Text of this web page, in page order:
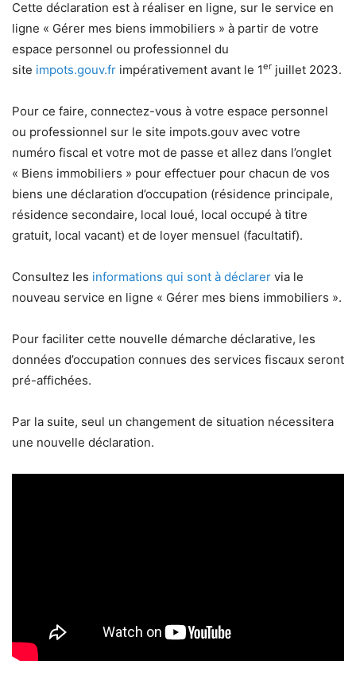
Cette déclaration est à réaliser en ligne, sur le service en
ligne « Gérer mes biens immobiliers » à partir de votre
espace personnel ou professionnel du
site impots.gouv.fr impérativement avant le 1er juillet 2023.
Pour ce faire, connectez-vous à votre espace personnel
ou professionnel sur le site impots.gouv avec votre
numéro fiscal et votre mot de passe et allez dans l’onglet
« Biens immobiliers » pour effectuer pour chacun de vos
biens une déclaration d’occupation (résidence principale,
résidence secondaire, local loué, local occupé à titre
gratuit, local vacant) et de loyer mensuel (facultatif).
Consultez les informations qui sont à déclarer via le
nouveau service en ligne « Gérer mes biens immobiliers ».
Pour faciliter cette nouvelle démarche déclarative, les
données d’occupation connues des services fiscaux seront
pré-affichées.
Par la suite, seul un changement de situation nécessitera
une nouvelle déclaration.